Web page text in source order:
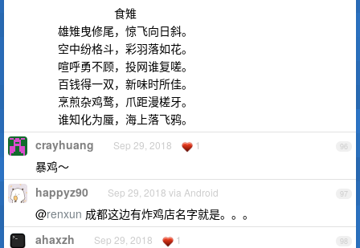
食雉
雄雉曳修尾，惊飞向日斜。
空中纷格斗，彩羽落如花。
喧呼勇不顾，投网谁复嗟。
百钱得一双，新味时所佳。
烹煎杂鸡鹜，爪距漫槎牙。
谁知化为蜃，海上落飞鸦。
96
crayhuang Sep 29, 2018 1
暴鸡～
97
happyz90 Sep 29, 2018 via Android
@renxun 成都这边有炸鸡店名字就是。。。
98
ahaxzh Sep 29, 2018 1